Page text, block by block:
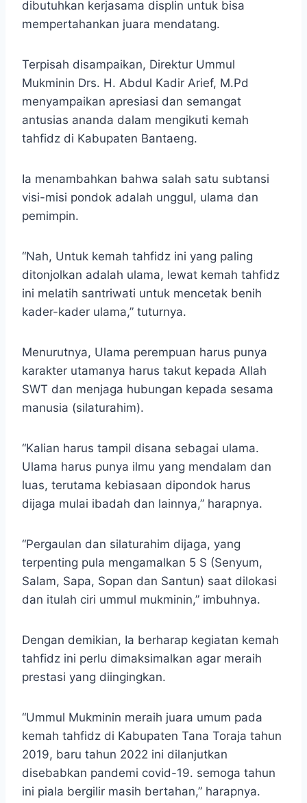
dibutuhkan kerjasama displin untuk bisa
mempertahankan juara mendatang.
Terpisah disampaikan, Direktur Ummul
Mukminin Drs. H. Abdul Kadir Arief, M.Pd
menyampaikan apresiasi dan semangat
antusias ananda dalam mengikuti kemah
tahfidz di Kabupaten Bantaeng.
Ia menambahkan bahwa salah satu subtansi
visi-misi pondok adalah unggul, ulama dan
pemimpin.
“Nah, Untuk kemah tahfidz ini yang paling
ditonjolkan adalah ulama, lewat kemah tahfidz
ini melatih santriwati untuk mencetak benih
kader-kader ulama,” tuturnya.
Menurutnya, Ulama perempuan harus punya
karakter utamanya harus takut kepada Allah
SWT dan menjaga hubungan kepada sesama
manusia (silaturahim).
“Kalian harus tampil disana sebagai ulama.
Ulama harus punya ilmu yang mendalam dan
luas, terutama kebiasaan dipondok harus
dijaga mulai ibadah dan lainnya,” harapnya.
“Pergaulan dan silaturahim dijaga, yang
terpenting pula mengamalkan 5 S (Senyum,
Salam, Sapa, Sopan dan Santun) saat dilokasi
dan itulah ciri ummul mukminin,” imbuhnya.
Dengan demikian, Ia berharap kegiatan kemah
tahfidz ini perlu dimaksimalkan agar meraih
prestasi yang diingingkan.
“Ummul Mukminin meraih juara umum pada
kemah tahfidz di Kabupaten Tana Toraja tahun
2019, baru tahun 2022 ini dilanjutkan
disebabkan pandemi covid-19. semoga tahun
ini piala bergilir masih bertahan,” harapnya.